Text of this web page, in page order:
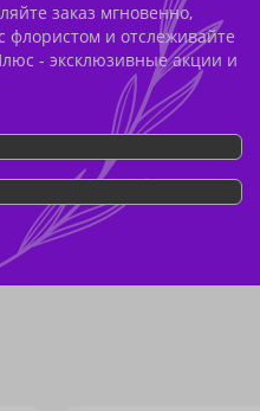
заказ мгновенно,
флористом и отслеживайте
- эксклюзивные акции и